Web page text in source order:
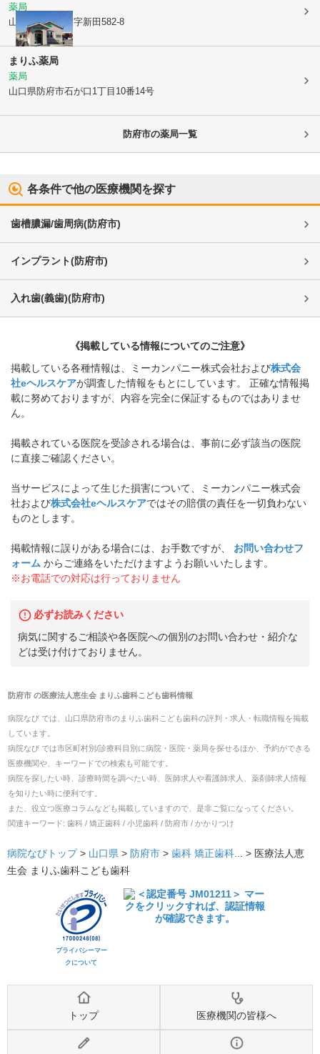
薬局
山口県防府市 大字新田582-8
まりふ薬局
薬局
山口県防府市石が口1丁目10番14号
防府市の薬局一覧
各条件で他の医療機関を探す
歯槽膿漏/歯周病(防府市)
インプラント(防府市)
入れ歯(義歯)(防府市)
《掲載している情報についてのご注意》
掲載している各種情報は、ミーカンパニー株式会社および株式会
社eヘルスケアが調査した情報をもとにしています。 正確な情報掲
載に努めておりますが、内容を完全に保証するものではありませ
ん。
掲載されている医院を受診される場合は、事前に必ず該当の医院
に直接ご確認ください。
当サービスによって生じた損害について、ミーカンパニー株式会
社および株式会社eヘルスケアではその賠償の責任を一切負わない
ものとします。
掲載情報に誤りがある場合には、お手数ですが、
お問い合わせフ
ォーム からご連絡をいただけますようお願いいたします。
※お電話での対応は行っておりません
必ずお読みください
病気に関するご相談や各医院への個別のお問い合わせ・紹介な
どは受け付けておりません。
防府市の医療法人恵生会 まりふ歯科こども歯科情報
病院なび では、 山口県 防府市のまりふ歯科こども歯科の評判・求人・転職情報を掲載
しています。
病院なび では市区町村別/診療科目別に病院・医院・薬局を探せるほか、予約ができる
医療機関や、キーワードでの検索も可能です。
病院を探したい時、診療時間を調べたい時、医師求人や看護師求人、薬剤師求人情報
を知りたい時に便利です。
また、役立つ医療コラムなども掲載していますので、是非ご覧になってください。
関連キーワード: 歯科 / 矯正歯科 / 小児歯科 / 防府市 / かかりつけ
病院なびトップ > 山口県 > 防府市 > 歯科 矯正歯科... > 医療法人恵
生会 まりふ歯科こども歯科
プライバシーマー
クについて
トップ 医療機関の皆様へ